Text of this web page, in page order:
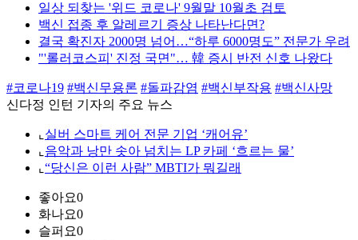
일상 되찾는 '위드 코로나' 9월말 10월초 검토
백신 접종 후 알레르기 증상 나타난다면?
결국 확진자 2000명 넘어…“하루 6000명도” 전문가 우려
"'롤러코스피' 진정 국면"… 韓 증시 반전 신호 나왔다
#코로나19 #백신무용론 #돌파감염 #백신부작용 #백신사망
신다정 인턴 기자의 주요 뉴스
⌞ 실버 스마트 케어 전문 기업 ‘캐어유’
⌞ 음악과 낭만 솟아 넘치는 LP 카페 ‘흐르는 물’
⌞ “당신은 이런 사람” MBTI가 뭐길래
좋아요0
화나요0
슬퍼요0